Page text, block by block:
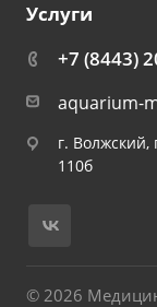
Услуги
+7 (8443)
aquarium-
г.
110б
© 2026